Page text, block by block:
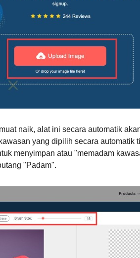
naik, alat ini secara automatik
yang dipilih secara automatik
menyimpan atau "memadam
"Padam".